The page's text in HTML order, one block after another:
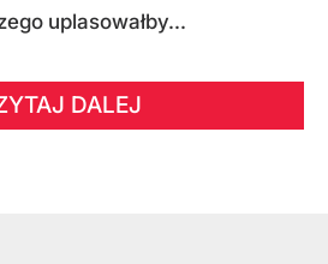
uplasowałby...
DALEJ